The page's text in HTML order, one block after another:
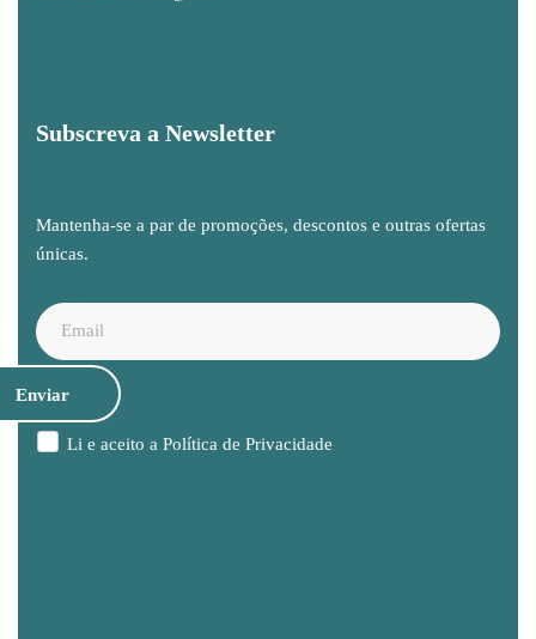
Subscreva a Newsletter
Mantenha-se a par de promoções, descontos e outras ofertas
únicas.
Li e aceito a Política de Privacidade